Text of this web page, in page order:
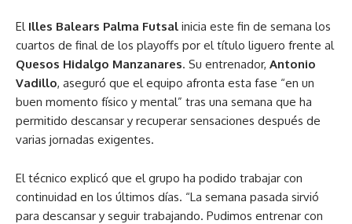
El Illes Balears Palma Futsal inicia este fin de semana los
cuartos de final de los playoffs por el título liguero frente al
Quesos Hidalgo Manzanares. Su entrenador, Antonio
Vadillo, aseguró que el equipo afronta esta fase “en un
buen momento físico y mental” tras una semana que ha
permitido descansar y recuperar sensaciones después de
varias jornadas exigentes.
El técnico explicó que el grupo ha podido trabajar con
continuidad en los últimos días. “La semana pasada sirvió
para descansar y seguir trabajando. Pudimos entrenar con